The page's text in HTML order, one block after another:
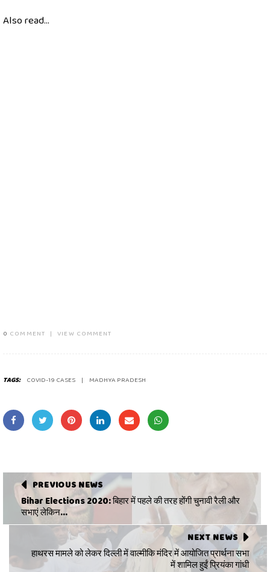
Also read...
0 COMMENT | VIEW COMMENT
TAGS: COVID-19 CASES MADHYA PRADESH
PREVIOUS NEWS
Bihar Elections 2020: बिहार में पहले की तरह होंगी चुनावी रैली और
सभाएं लेकिन...
NEXT NEWS
हाथरस मामले को लेकर दिल्ली में वाल्मीकि मंदिर में आयोजित प्रार्थना सभा
में शामिल हुईं प्रियंका गांधी